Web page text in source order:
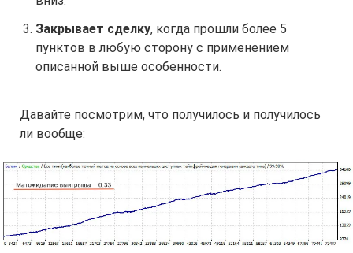
Закрывает сделку, когда прошли более 5
пунктов в любую сторону с применением
описанной выше особенности.
Давайте посмотрим, что получилось и получилось
ли вообще: